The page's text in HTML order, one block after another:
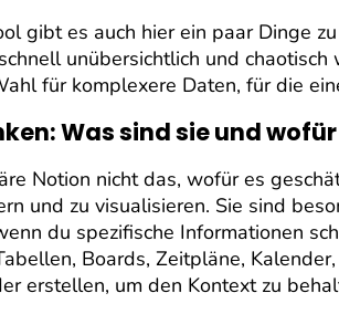
gibt es auch hier ein paar Dinge
unübersichtlich und
für komplexere Daten, für die
Was sind sie und
Notion nicht das, wofür es
und zu visualisieren. Sie sind
du spezifische Informationen
Boards, Zeitpläne,
erstellen, um den Kontext zu